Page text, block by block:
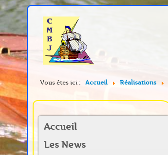
Vous êtes ici : Accueil Réalisations
Accueil
Les News